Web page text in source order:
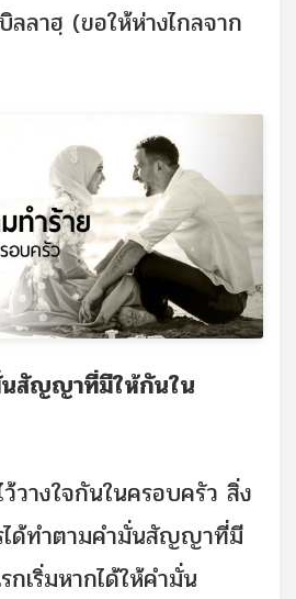
ลลาฮฺ (ขอให้ห่างไกลจาก
นสัญญาที่มีให้กันใน
ว้วางใจกันในครอบครัว สิ่ง
ด้ทำตามคำมั่นสัญญาที่มี
เริ่มหากได้ให้คำมั่น